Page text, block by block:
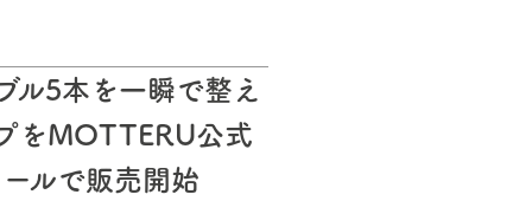
ル5本を一瞬で整え
をMOTTERU公式
ルで販売開始